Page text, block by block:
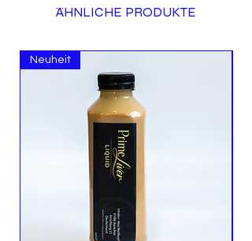
ÄHNLICHE PRODUKTE
Neuheit